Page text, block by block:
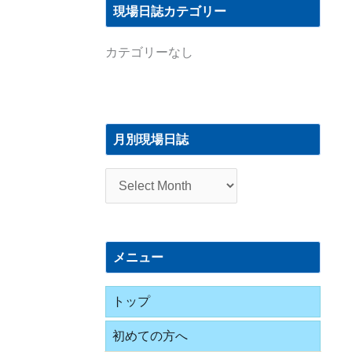
現場日誌カテゴリー
カテゴリーなし
月別現場日誌
別
現
誌
メニュー
トップ
初めての方へ